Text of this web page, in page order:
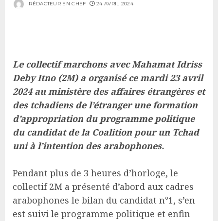
RÉDACTEUR EN CHEF 24 AVRIL 2024
Le collectif marchons avec Mahamat Idriss
Deby Itno (2M) a organisé ce mardi 23 avril
2024 au ministère des affaires étrangères et
des tchadiens de l’étranger une formation
d’appropriation du programme politique
du candidat de la Coalition pour un Tchad
uni à l’intention des arabophones.
Pendant plus de 3 heures d’horloge, le
collectif 2M a présenté d’abord aux cadres
arabophones le bilan du candidat n°1, s’en
est suivi le programme politique et enfin